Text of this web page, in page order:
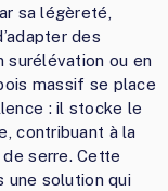
sa légèreté,
des
surélévation ou en
massif se place
: il stocke le
contribuant à la
serre. Cette
une solution qui